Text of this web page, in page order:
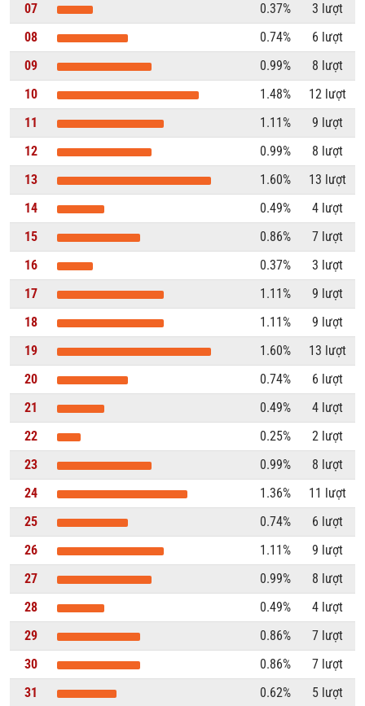
07
0.37%
3 lượt
08
0.74%
6 lượt
09
0.99%
8 lượt
10
1.48%
12 lượt
11
1.11%
9 lượt
12
0.99%
8 lượt
13
1.60%
13 lượt
14
0.49%
4 lượt
15
0.86%
7 lượt
16
0.37%
3 lượt
17
1.11%
9 lượt
18
1.11%
9 lượt
19
1.60%
13 lượt
20
0.74%
6 lượt
21
0.49%
4 lượt
22
0.25%
2 lượt
23
0.99%
8 lượt
24
1.36%
11 lượt
25
0.74%
6 lượt
26
1.11%
9 lượt
27
0.99%
8 lượt
28
0.49%
4 lượt
29
0.86%
7 lượt
30
0.86%
7 lượt
31
0.62% 5 lượt